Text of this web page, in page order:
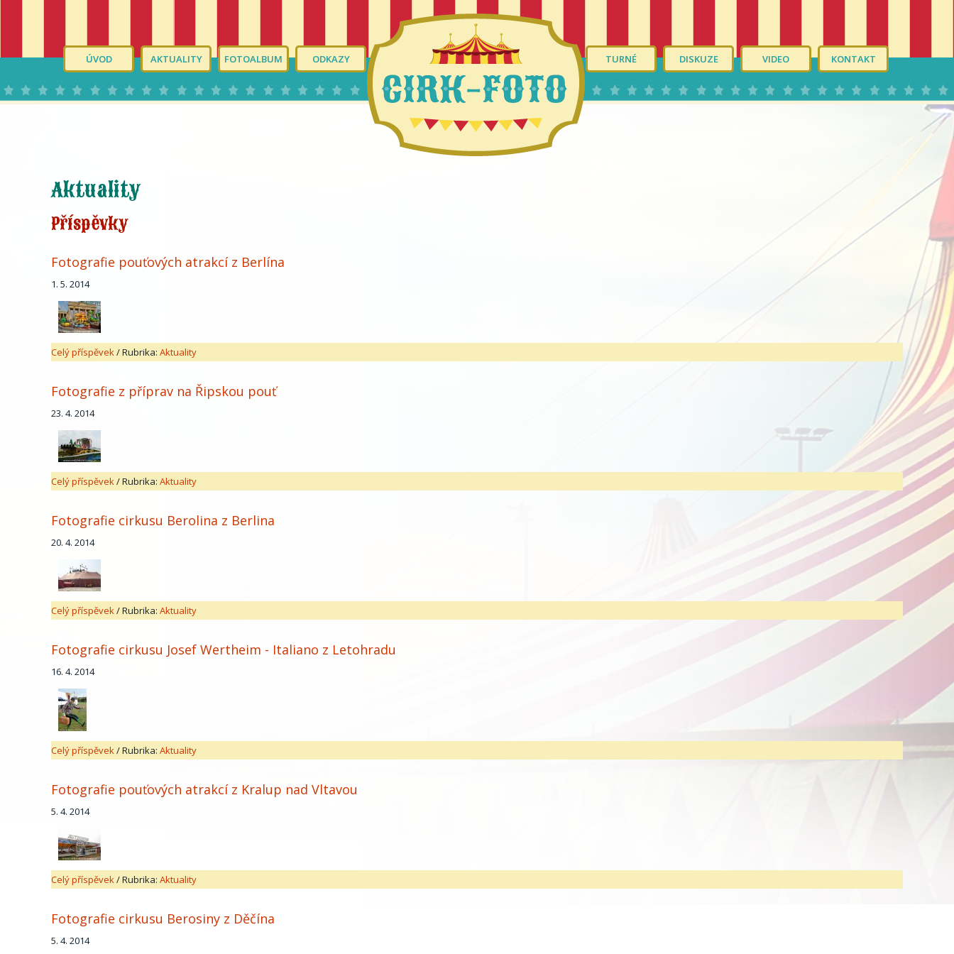
ÚVOD AKTUALITY FOTOALBUM ODKAZY TURNÉ DISKUZE VIDEO KONTAKT
Aktuality
Příspěvky
Fotografie pouťových atrakcí z Berlína
1. 5. 2014
Celý příspěvek/Rubrika: Aktuality
Fotografie z příprav na Řipskou pouť
23. 4. 2014
Celý příspěvek/Rubrika: Aktuality
Fotografie cirkusu Berolina z Berlina
20. 4. 2014
Celý příspěvek/Rubrika: Aktuality
Fotografie cirkusu Josef Wertheim - Italiano z Letohradu
16. 4. 2014
Celý příspěvek/Rubrika: Aktuality
Fotografie pouťových atrakcí z Kralup nad Vltavou
5. 4. 2014
Celý příspěvek/Rubrika: Aktuality
Fotografie cirkusu Berosiny z Děčína
5. 4. 2014